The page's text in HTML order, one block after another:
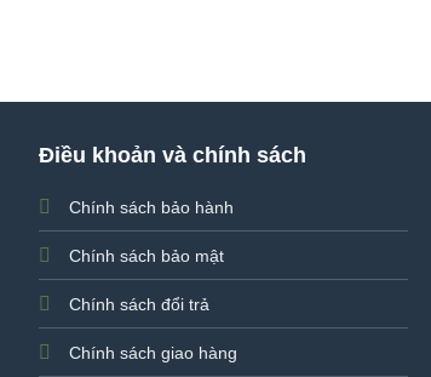
Điều khoản và chính sách
Chính sách bảo hành
Chính sách bảo mật
Chính sách đổi trả
Chính sách giao hàng